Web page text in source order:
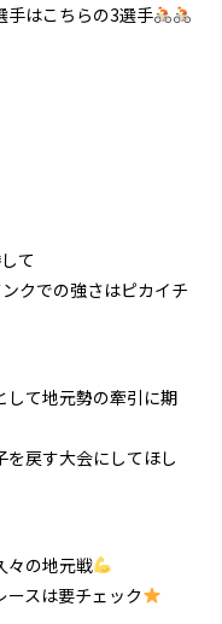
手はこちらの3選手
て
クでの強さはピカイチ
して地元勢の牽引に期
を戻す大会にしてほし
々の地元戦
スは要チェック